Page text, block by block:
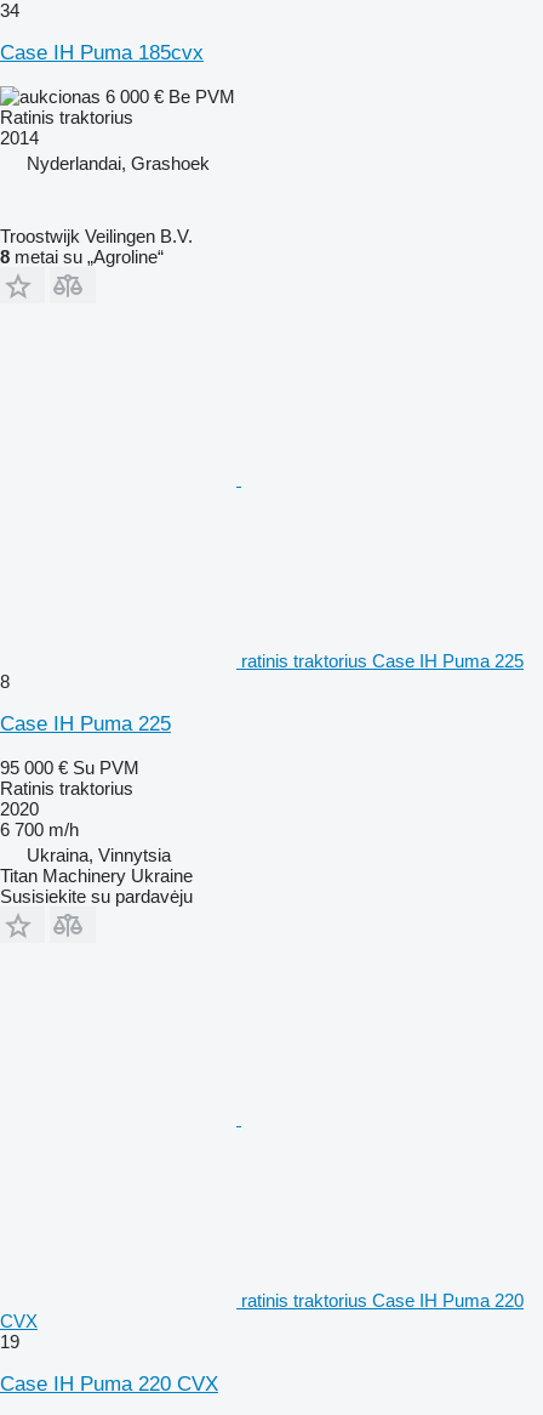
34
Case IH Puma 185cvx
6 000 € Be PVM
Ratinis traktorius
2014
Nyderlandai, Grashoek
Troostwijk Veilingen B.V.
8 metai su „Agroline“
ratinis traktorius Case IH Puma 225
8
Case IH Puma 225
95 000 € Su PVM
Ratinis traktorius
2020
6 700 m/h
Ukraina, Vinnytsia
Titan Machinery Ukraine
Susisiekite su pardavėju
ratinis traktorius Case IH Puma 220
CVX
19
Case IH Puma 220 CVX